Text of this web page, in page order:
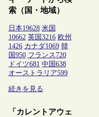
索（国・地域）
日本19628 米国
10662 英国 3216 欧州
1426 カナダ1069 韓
国 950 フランス 720
ドイツ681 中国 638
オーストラリア599
続きを見る
「カレントアウェ